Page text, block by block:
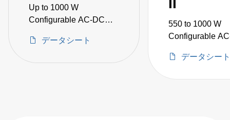
Up to 1000 W
Configurable AC-DC
データシート
II
550 to 1000 W
Configurable
データシート